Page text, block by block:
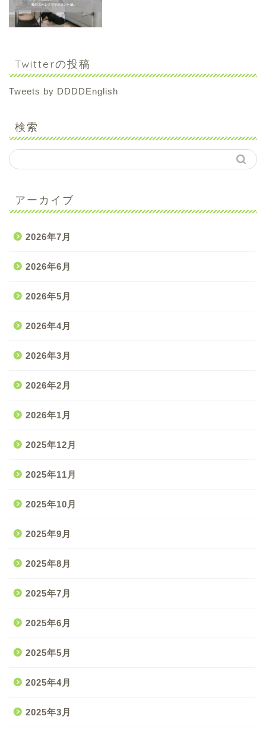
Twitterの投稿
Tweets by DDDDEnglish
検索
アーカイブ
2026年7月
2026年6月
2026年5月
2026年4月
2026年3月
2026年2月
2026年1月
2025年12月
2025年11月
2025年10月
2025年9月
2025年8月
2025年7月
2025年6月
2025年5月
2025年4月
2025年3月